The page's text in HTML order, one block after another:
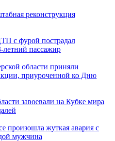
реконструкция
с фурой пострадал
летний пассажир
области приняли
приуроченной ко Дню
завоевали на Кубке мира
произошла жуткая авария с
мужчина